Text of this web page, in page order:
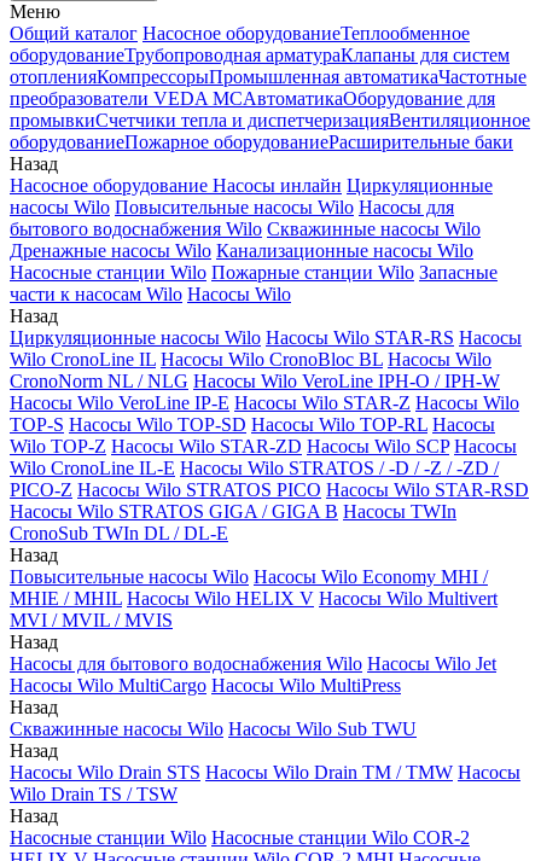
Меню
Общий каталог Насосное оборудованиеТеплообменное
оборудованиеТрубопроводная арматураКлапаны для систем
отопленияКомпрессорыПромышленная автоматикаЧастотные
преобразователи VEDA MCАвтоматикаОборудование для
промывкиСчетчики тепла и диспетчеризацияВентиляционное
оборудованиеПожарное оборудованиеРасширительные баки
Назад
Насосное оборудование Насосы инлайн Циркуляционные
насосы Wilo Повысительные насосы Wilo Насосы для
бытового водоснабжения Wilo Скважинные насосы Wilo
Дренажные насосы Wilo Канализационные насосы Wilo
Насосные станции Wilo Пожарные станции Wilo Запасные
части к насосам Wilo Насосы Wilo
Назад
Циркуляционные насосы Wilo Насосы Wilo STAR-RS Насосы
Wilo CronoLine IL Насосы Wilo CronoBloc BL Насосы Wilo
CronoNorm NL / NLG Насосы Wilo VeroLine IPH-O / IPH-W
Насосы Wilo VeroLine IP-E Насосы Wilo STAR-Z Насосы Wilo
TOP-S Насосы Wilo TOP-SD Насосы Wilo TOP-RL Насосы
Wilo TOP-Z Насосы Wilo STAR-ZD Насосы Wilo SCP Насосы
Wilo CronoLine IL-E Насосы Wilo STRATOS / -D / -Z / -ZD /
PICO-Z Насосы Wilo STRATOS PICO Насосы Wilo STAR-RSD
Насосы Wilo STRATOS GIGA / GIGA B Насосы TWIn
CronoSub TWIn DL / DL-E
Назад
Повысительные насосы Wilo Насосы Wilo Economy MHI /
MHIE / MHIL Насосы Wilo HELIX V Насосы Wilo Multivert
MVI / MVIL / MVIS
Назад
Насосы для бытового водоснабжения Wilo Насосы Wilo Jet
Насосы Wilo MultiCargo Насосы Wilo MultiPress
Назад
Скважинные насосы Wilo Насосы Wilo Sub TWU
Назад
Насосы Wilo Drain STS Насосы Wilo Drain TM / TMW Насосы
Wilo Drain TS / TSW
Назад
Насосные станции Wilo Насосные станции Wilo COR-2